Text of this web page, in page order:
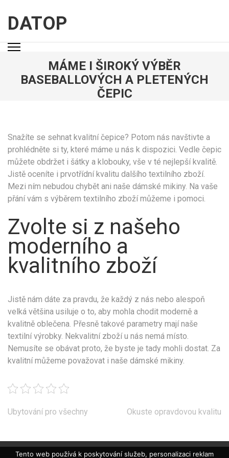
obsah
(stiskněte
Enter)
DATOP
MÁME I ŠIROKÝ VÝBĚR
BASEBALLOVÝCH A PLETENÝCH
ČEPIC
Snažíte se sehnat kvalitní čepice? Potom nás navštivte a
prohlédněte si ty, které máme u nás k dispozici. Vedle čepic
můžete obdržet i šátky a klobouky, vše v té nejlepší kvalitě.
Jistě oceníte i prvotřídní kvalitu dalšího textilního zboží.
Mezi ním nebudou chybět ani naše dámské mikiny. Na vaše
přání vám s výběrem textilního zboží můžeme i pomoci.
Zvolte si z našeho
moderního a
kvalitního zboží
Jistě nám dáte za pravdu, že každý z nás nebo alespoň
velká většina usiluje o to, aby mohla chodit moderně a
kvalitně oblečena. Přesně takové parametry mají naše
textilní výrobky. Nekvalitní zboží u nás nemá místo.
Nemusíte se obávat proto, že byste je tady mohli dostat. Za
kvalitní můžeme považovat i naše dámské mikiny.
Navigace
Ubytování pro všechny Okuste opravdovou kvalitu
Tento web používá k poskytování služeb, personalizaci reklam